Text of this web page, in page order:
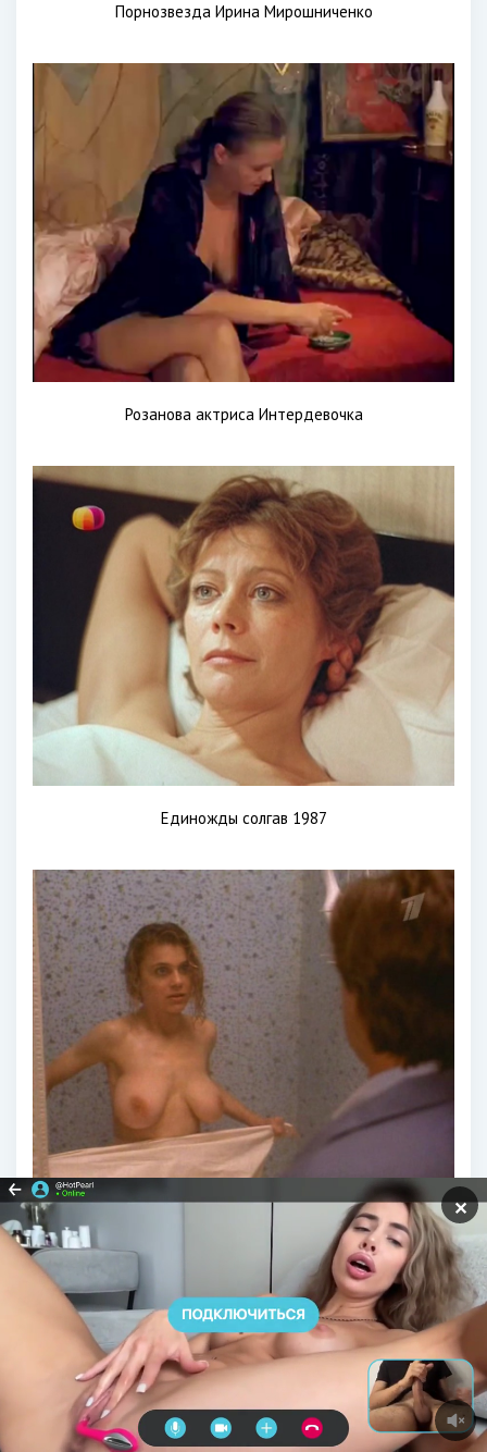
Порнозвезда Ирина Мирошниченко
Розанова актриса Интердевочка
Единожды солгав 1987
Эротические сцены из фильма Зоя ✕